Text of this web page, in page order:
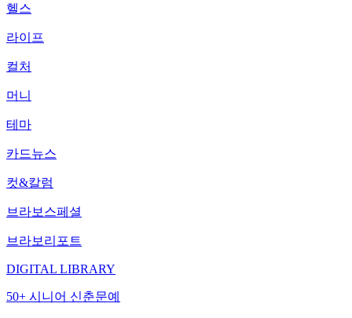
헬스
라이프
컬처
머니
테마
카드뉴스
컷&칼럼
브라보스페셜
브라보리포트
DIGITAL LIBRARY
50+ 시니어 신춘문예